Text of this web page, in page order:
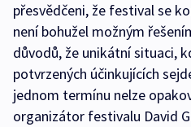
přesvědčeni, že festival se
není bohužel možným
důvodů, že unikátní situaci,
potvrzených účinkujících
jednom termínu nelze
organizátor festivalu David